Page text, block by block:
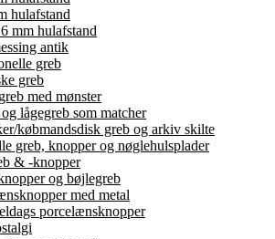
hulafstand
mm hulafstand
antik
greb
greb
med mønster
lågegreb som matcher
købmandsdisk greb og arkiv skilte
greb, knopper og nøglehulsplader
& -knopper
og bøjlegreb
med metal
porcelænsknopper